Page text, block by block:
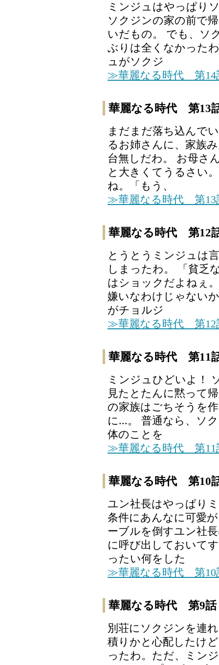
ミンジュはやっぱり
ソクジンの家の前で
いだもの。 でも、ソ
ぶりは全くなかった
ュがソクジ
≫華麗なる時代 第14
華麗なる時代 第13
まだまだ落ち込んで
るお姉さんに、家族
台無しだわ。 お母さ
と大きくてうるさい
ね。「もう、
≫華麗なる時代 第13
華麗なる時代 第12
とうとうミンジュは
しまったわ。 「貧乏
はショックだよねぇ
嫌いなわけじゃない
がチョルジ
≫華麗なる時代 第12
華麗なる時代 第11
ミンジュひどいよ！
見たとたんに黙って
の家族はごちそうを
に...。 普通なら、ソ
体のことを
≫華麗なる時代 第11
華麗なる時代 第10
ユン社長はやっぱり
条件にあんなに可愛
ーブルを倒すユン社
に呼び出しておいて
ったい何をした
≫華麗なる時代 第10
華麗なる時代 第9話
別荘にソクジンを連
積りかと心配したけ
ったわ。ただ、ミン